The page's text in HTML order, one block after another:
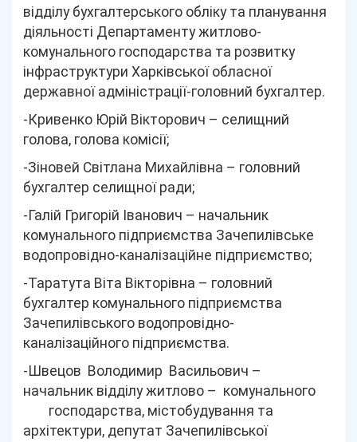
відділу бухгалтерського обліку та планування
діяльності Департаменту житлово-
комунального господарства та розвитку
інфраструктури Харківської обласної
державної адміністрації-головний бухгалтер.
-Кривенко Юрій Вікторович – селищний
голова, голова комісії;
-Зіновей Світлана Михайлівна – головний
бухгалтер селищної ради;
-Галій Григорій Іванович – начальник
комунального підприємства Зачепилівське
водопровідно-каналізаційне підприємство;
-Таратута Віта Вікторівна – головний
бухгалтер комунального підприємства
Зачепилівського водопровідно-
каналізаційного підприємства.
-Швецов Володимир Васильович –
начальник відділу житлово – комунального
господарства, містобудування та
архітектури, депутат Зачепилівської